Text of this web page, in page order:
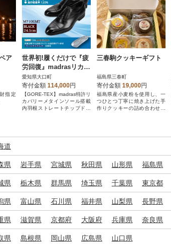
ア
指定
世界初!履くだけで『疲
労回復』madrasリカバ
リーシューズ M710GM
T ブラック 24.5cm
愛知県大口町
寄付金額 114,000円
【GORE-TEX】madras特許リ
カバリーメタインソール搭載
内羽根ストレートチップドレ
三春駒クッキーギフト
福島県三春町
寄付金額 19,000円
福島県産小麦粉を使用し、一
つひとつ丁寧に焼き上げた手
作りクッキーの詰め合わせで
道
県 岩手県 宮城県 秋田県 山形県 福島県
県 栃木県 群馬県 埼玉県 千葉県 東京都
県 富山県 石川県 福井県 山梨県 長野県
県 滋賀県 京都府 大阪府 兵庫県 奈良県
県 島根県 岡山県 広島県 山口県